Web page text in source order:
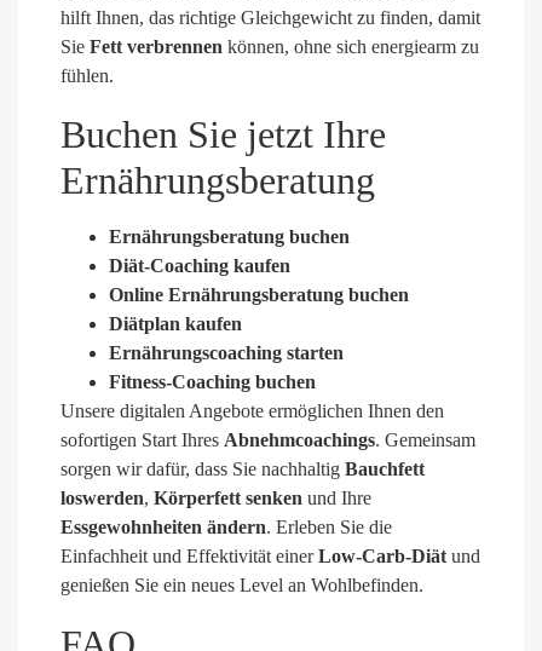
hilft Ihnen, das richtige Gleichgewicht zu finden, damit
Sie Fett verbrennen können, ohne sich energiearm zu
fühlen.
Buchen Sie jetzt Ihre
Ernährungsberatung
Ernährungsberatung buchen
Diät-Coaching kaufen
Online Ernährungsberatung buchen
Diätplan kaufen
Ernährungscoaching starten
Fitness-Coaching buchen
Unsere digitalen Angebote ermöglichen Ihnen den
sofortigen Start Ihres Abnehmcoachings. Gemeinsam
sorgen wir dafür, dass Sie nachhaltig Bauchfett
loswerden, Körperfett senken und Ihre
Essgewohnheiten ändern. Erleben Sie die
Einfachheit und Effektivität einerLow-Carb-Diät und
genießen Sie ein neues Level an Wohlbefinden.